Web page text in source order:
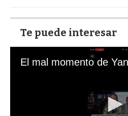
Te puede interesar